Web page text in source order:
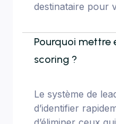
destinataire pour
Pourquoi mettre
scoring ?
Le système de
d’identifier